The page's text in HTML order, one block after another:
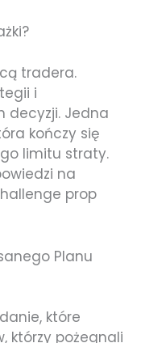
tradera.
i
decyzji. Jedna
kończy się
limitu straty.
na
prop
Planu
które
którzy pożegnali